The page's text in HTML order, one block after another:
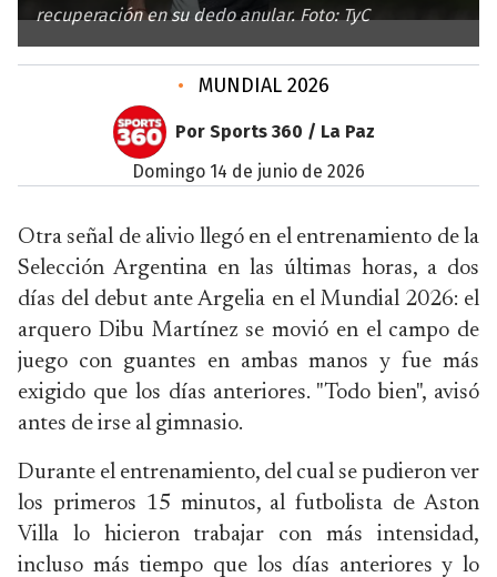
recuperación en su dedo anular. Foto: TyC
• MUNDIAL 2026
Por Sports 360 / La Paz
domingo 14 de junio de 2026
Otra señal de alivio llegó en el entrenamiento de la
Selección Argentina en las últimas horas, a dos
días del debut ante Argelia en el Mundial 2026: el
arquero Dibu Martínez se movió en el campo de
juego con guantes en ambas manos y fue más
exigido que los días anteriores. "Todo bien", avisó
antes de irse al gimnasio.
Durante el entrenamiento, del cual se pudieron ver
los primeros 15 minutos, al futbolista de Aston
Villa lo hicieron trabajar con más intensidad,
incluso más tiempo que los días anteriores y lo